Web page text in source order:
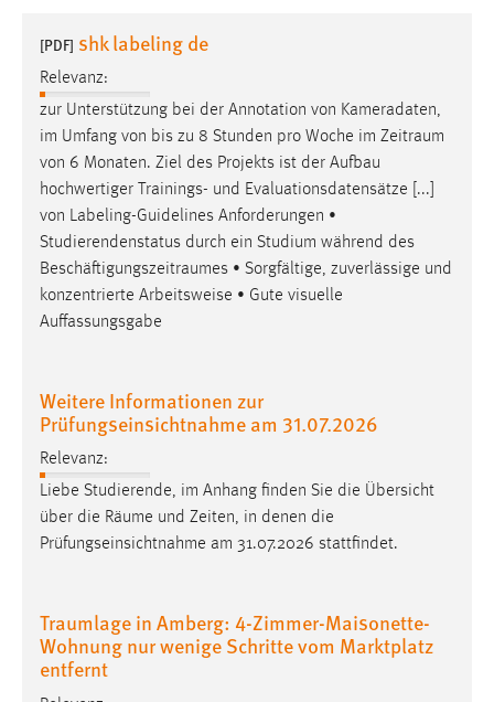
[PDF] shk labeling de
Relevanz:
zur Unterstützung bei der Annotation von Kameradaten,
im Umfang von bis zu 8 Stunden pro Woche im Zeitraum
von 6 Monaten. Ziel des Projekts ist der Aufbau
hochwertiger Trainings- und Evaluationsdatensätze [...]
von Labeling-Guidelines Anforderungen •
Studierendenstatus durch ein Studium während des
Beschäftigungszeitraumes • Sorgfältige, zuverlässige und
konzentrierte Arbeitsweise • Gute visuelle
Auffassungsgabe
Weitere Informationen zur
Prüfungseinsichtnahme am 31.07.2026
Relevanz:
Liebe Studierende, im Anhang finden Sie die Übersicht
über die Räume und Zeiten, in denen die
Prüfungseinsichtnahme am 31.07.2026 stattfindet.
Traumlage in Amberg: 4-Zimmer-Maisonette-
Wohnung nur wenige Schritte vom Marktplatz
entfernt
Performance
Name:
Zweck:
Für performante Seitenauslieferung wird in diesem Cookie
gespeichert, ob man eingeloggt ist.
Sprachpräferenz
Zweck:
Das Cookie speichert die gewählte Sprache der Website.
Cookie Laufzeit:
Name:
MibewSessionID, MIBEW_UserID, mibew_locale, mibew-
chat-frame-style-5e9dbeb1811c0446